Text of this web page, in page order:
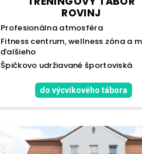
ROVINJ
Profesionálna atmosféra
Fitness centrum, wellness zóna a
ďalšieho
Špičkovo udržiavané športoviská
do výcvikového tábora